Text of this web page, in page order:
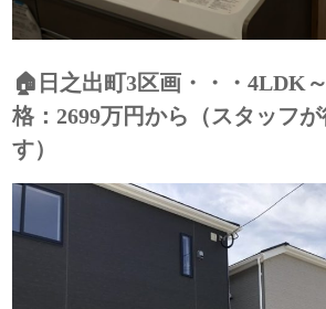
🏠日之出町3区画・・・4LDK
格：2699万円から（スタッフ
す）